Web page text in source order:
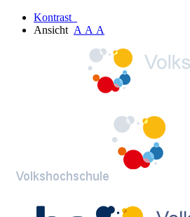
Kontrast
Ansicht A A A